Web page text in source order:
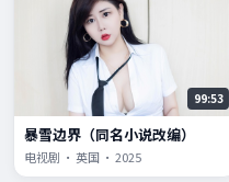
99:53
暴雪边界（同名小说改编）
电视剧 · 英国 · 2025